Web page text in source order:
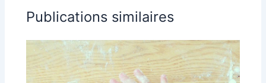
Publications similaires